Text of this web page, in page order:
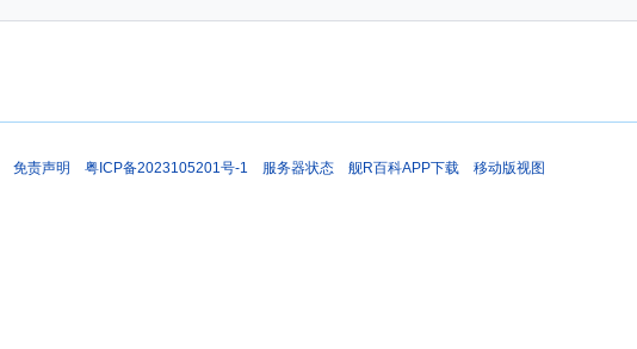
免责声明 粤ICP备2023105201号-1 服务器状态 舰R百科APP下载 移动版视图